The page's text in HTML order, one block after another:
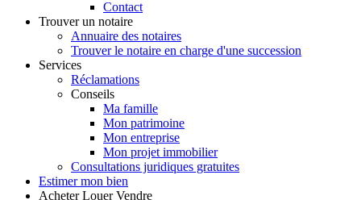
Contact
Trouver un notaire
Annuaire des notaires
Trouver le notaire en charge d'une succession
Services
Réclamations
Conseils
Ma famille
Mon patrimoine
Mon entreprise
Mon projet immobilier
Consultations juridiques gratuites
Estimer mon bien
Acheter Louer Vendre